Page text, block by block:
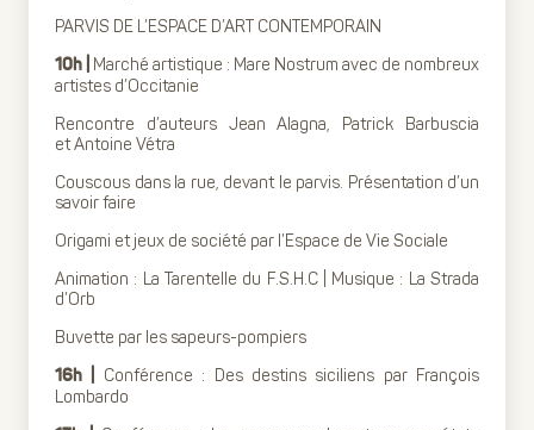
PARVIS DE L’ESPACE D’ART CONTEMPORAIN
10h |
Marché artistique : Mare Nostrum avec de nombreux
artistes d’Occitanie
Rencontre d’auteurs Jean Alagna, Patrick Barbuscia
et Antoine Vétra
Couscous dans la rue, devant le parvis. Présentation d’un
savoir faire
Origami et jeux de société par l’Espace de Vie Sociale
Animation : La Tarentelle du F.S.H.C | Musique : La Strada
d’Orb
Buvette par les sapeurs-pompiers
16h | Conférence : Des destins siciliens par François
Lombardo